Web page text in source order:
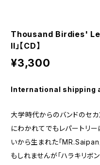
Thousand Birdies'
II」【CD】
¥3,300
International shipping
大学時代からのバンドのセカ
にわかれてでもレパートリー
いから生まれた「MR.Saipan
もしれませんが「ハラキリボ